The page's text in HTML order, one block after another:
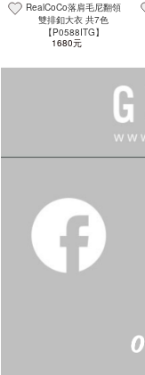
RealCoCo落肩毛尼翻領
雙排釦大衣 共7色
【P0588ITG】
1680元